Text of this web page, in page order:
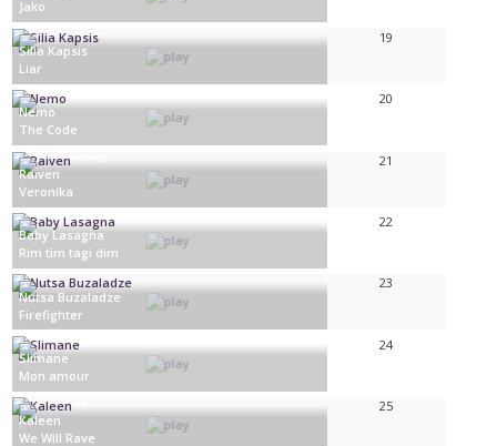
Armenië
Jako
Cyprus
Silia Kapsis
Liar
19
Zwitserland
Nemo
The Code
20
Slovenië
Raiven
Veronika
21
Kroatië
Baby Lasagna
Rim tim tagi dim
22
Georgië
Nutsa Buzaladze
Firefighter
23
Frankrijk
Slimane
Mon amour
24
Kaleen
We Will Rave
25